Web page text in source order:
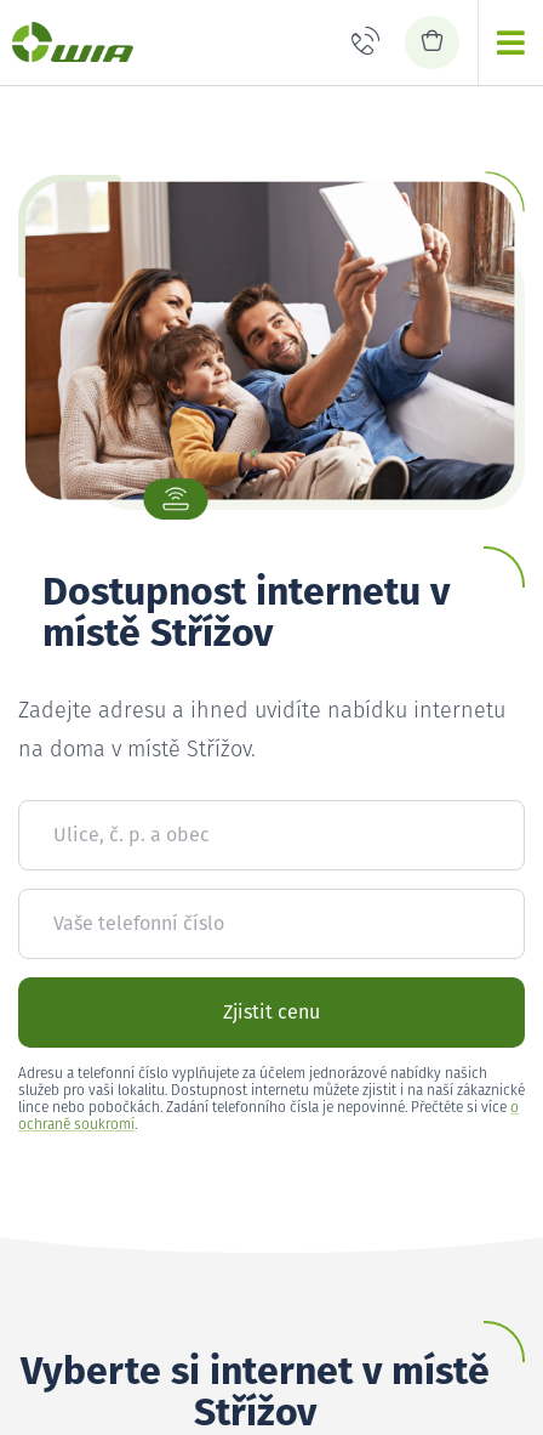
Dostupnost internetu v
místě Střížov
Zadejte adresu a ihned uvidíte nabídku internetu
na doma v místě Střížov.
Ulice, č. p. a obec
Vaše telefonní číslo
Zjistit cenu
Adresu a telefonní číslo vyplňujete za účelem jednorázové nabídky našich
služeb pro vaši lokalitu. Dostupnost internetu můžete zjistit i na naší zákaznické
lince nebo pobočkách. Zadání telefonního čísla je nepovinné. Přečtěte si více o
ochraně soukromí.
Vyberte si internet v místě
Střížov